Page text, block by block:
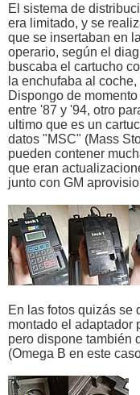
El sistema de
era limitado, y se
que se insertaban en
operario, según el
buscaba el cartucho
la enchufaba al
Dispongo de
entre '87 y '94, otro
ultimo que es un
datos "MSC" (Mass
pueden contener
que eran
junto con GM
En las fotos quizás se
montado el adaptador
pero dispone también
(Omega B en este